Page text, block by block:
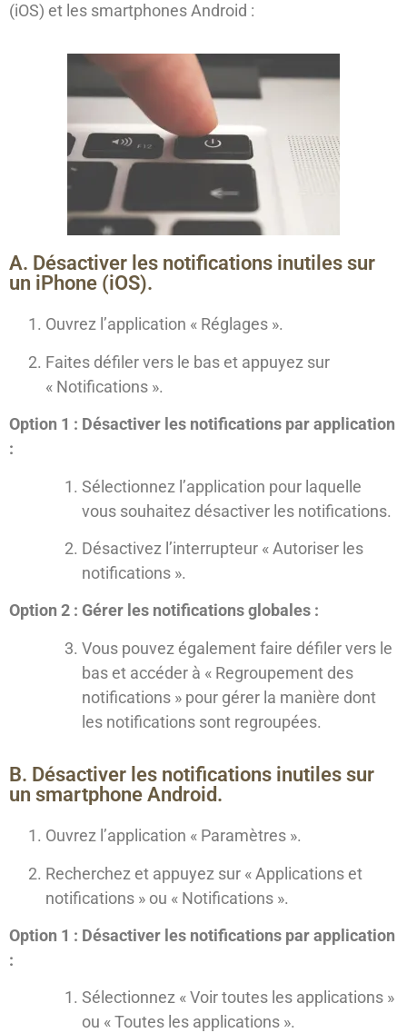
(iOS) et les smartphones Android :
A. Désactiver les notifications inutiles sur
un iPhone (iOS).
Ouvrez l’application « Réglages ».
Faites défiler vers le bas et appuyez sur
« Notifications ».
Option 1 : Désactiver les notifications par application
:
Sélectionnez l’application pour laquelle
vous souhaitez désactiver les notifications.
Désactivez l’interrupteur « Autoriser les
notifications ».
Option 2 : Gérer les notifications globales :
Vous pouvez également faire défiler vers le
bas et accéder à « Regroupement des
notifications » pour gérer la manière dont
les notifications sont regroupées.
B. Désactiver les notifications inutiles sur
un smartphone Android.
Ouvrez l’application « Paramètres ».
Recherchez et appuyez sur « Applications et
notifications » ou « Notifications ».
Option 1 : Désactiver les notifications par application
:
Sélectionnez « Voir toutes les applications »
ou « Toutes les applications ».